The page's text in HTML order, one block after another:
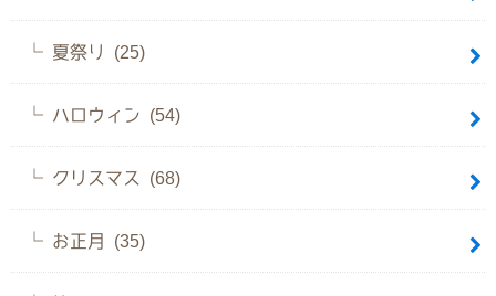
夏祭り (25)
ハロウィン (54)
クリスマス (68)
お正月 (35)